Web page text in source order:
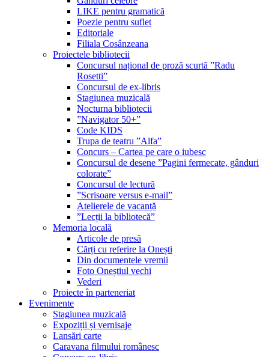
LIKE pentru gramatică
Poezie pentru suflet
Editoriale
Filiala Cosânzeana
Proiectele bibliotecii
Concursul național de proză scurtă ”Radu
Rosetti”
Concursul de ex-libris
Stagiunea muzicală
Nocturna bibliotecii
”Navigator 50+”
Code KIDS
Trupa de teatru ”Alfa”
Concurs – Cartea pe care o iubesc
Concursul de desene ”Pagini fermecate, gânduri
colorate”
Concursul de lectură
”Scrisoare versus e-mail”
Atelierele de vacanță
”Lecții la bibliotecă”
Memoria locală
Articole de presă
Cărți cu referire la Onești
Din documentele vremii
Foto Oneștiul vechi
Vederi
Proiecte în parteneriat
Evenimente
Stagiunea muzicală
Expoziții și vernisaje
Lansări carte
Caravana filmului românesc